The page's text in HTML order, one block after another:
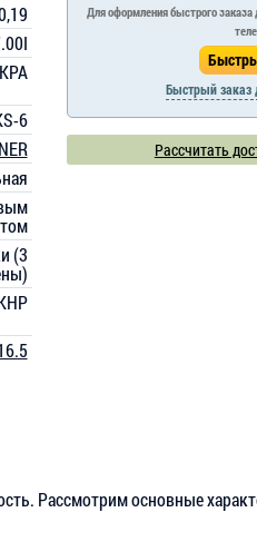
Для оформления быстрого заказа
Быстрый заказ
Рассчитать
6
(3
Рассмотрим основные